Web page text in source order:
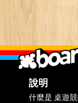
說明
什麼是 桌遊